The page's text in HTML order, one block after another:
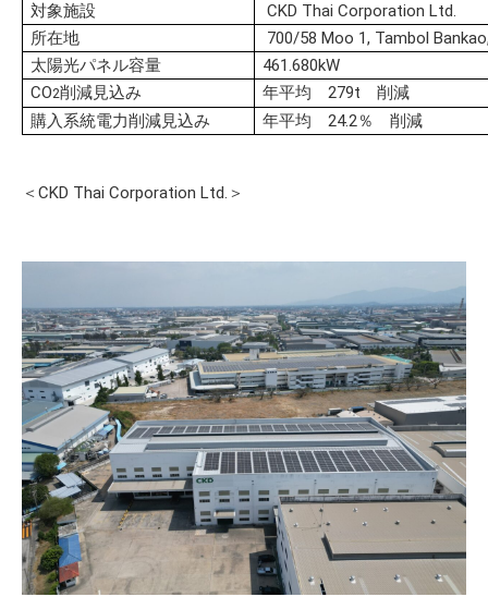
対象施設
CKD Thai Corporation Ltd.
所在地
700/58 Moo 1, Tambol
太陽光パネル容量
461.680kW
CO2削減見込み
年平均 279t 削減
購入系統電力削減見込み
年平均 24.2％ 削減
＜CKD Thai Corporation Ltd.＞